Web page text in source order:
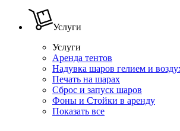
Услуги
Услуги
Аренда тентов
Надувка шаров гелием и
Печать на шарах
Сброс и запуск шаров
Фоны и Стойки в аренду
Показать все